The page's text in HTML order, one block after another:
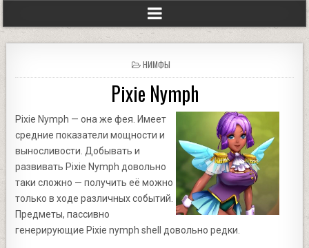
POSTED
IN
НИМФЫ
Pixie Nymph
Pixie Nymph — она же фея. Имеет
средние показатели мощности и
выносливости. Добывать и
развивать Pixie Nymph довольно
таки сложно — получить её можно
только в ходе различных событий.
Предметы, пассивно
генерирующие Pixie nymph shell довольно редки.